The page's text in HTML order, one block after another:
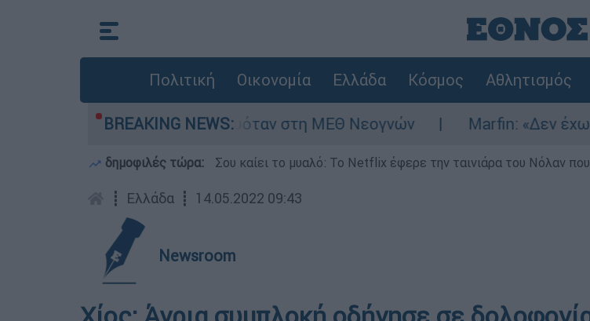
Πολιτική Οικονομία Ελλάδα Κόσμος Αθλητισμός
BREAKING NEWS:
βρέφος 8 ημερών - Νοσηλευόταν στη ΜΕΘ Νεογνών Marfin: «Δεν έχω
δημοφιλές τώρα: Σου καίει το μυαλό: Το Netflix έφερε την ταινιάρα του Νόλαν
┋ Ελλάδα ┋ 14.05.2022 09:43
Newsroom